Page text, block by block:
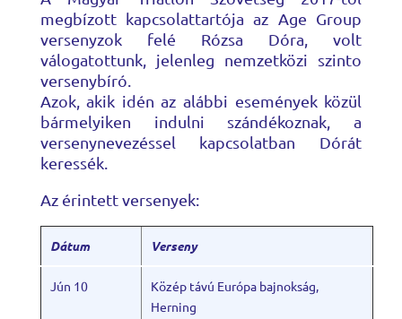
megbízott kapcsolattartója az Age Group
versenyzok felé Rózsa Dóra, volt
válogatottunk, jelenleg nemzetközi szinto
versenybíró.
Azok, akik idén az alábbi események közül
bármelyiken indulni szándékoznak, a
versenynevezéssel kapcsolatban Dórát
keressék.
Az érintett versenyek:
Dátum Verseny
Jún 10
Közép távú Európa bajnokság,
Herning